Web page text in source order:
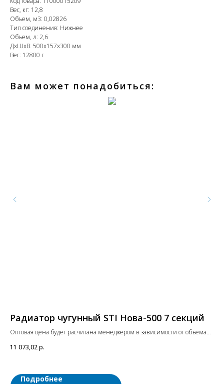
Вес, кг: 12,8
Объем, м3: 0,02826
Тип соединения: Нижнее
Объем, л: 2,6
ДxШxВ: 500x157x300 мм
Вес: 12800 г
Вам может понадобиться:
Радиатор чугунный STI Нова-500 7 секций
Оптовая цена будет расчитана менеджером в зависимости от объёма
11 073,02р.
Подробнее